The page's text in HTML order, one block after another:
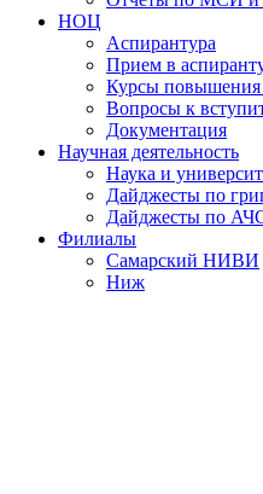
НОЦ
Аспирантура
Прием в
Курсы повышения
Вопросы к
Документация
Научная деятельность
Наука и
Дайджесты по
Дайджесты по
Филиалы
Самарский НИВИ
Ниж